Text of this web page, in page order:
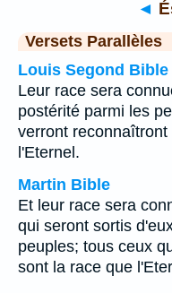
◄
Versets Parallèles
Louis Segond Bible
Leur race sera
postérité parmi les
verront
l'Eternel.
Martin Bible
Et leur race sera
qui seront sortis
peuples; tous ceux
sont la race que